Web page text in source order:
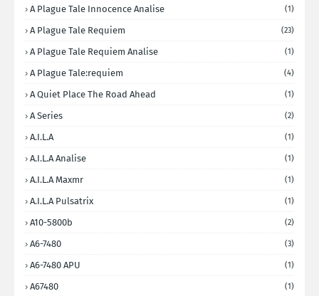
A Plague Tale Innocence Analise (1)
A Plague Tale Requiem (23)
A Plague Tale Requiem Analise (1)
A Plague Tale:requiem (4)
A Quiet Place The Road Ahead (1)
A Series (2)
A.I.L.A (1)
A.I.L.A Analise (1)
A.I.L.A Maxmr (1)
A.I.L.A Pulsatrix (1)
A10-5800b (2)
A6-7480 (3)
A6-7480 APU (1)
A67480 (1)